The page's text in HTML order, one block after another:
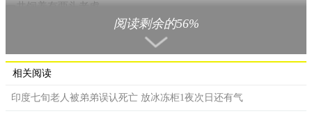
一共饲养有两头老虎。
其实九月的时候墨西哥就已经曝光了如出一辙的新闻，不由
得让网民们心生疑惑，难道墨西哥人的行事作风都是这么的粗犷
悍勇吗？
阅读剩余的56%
相关阅读
印度七旬老人被弟弟误认死亡 放冰冻柜1夜次日还有气